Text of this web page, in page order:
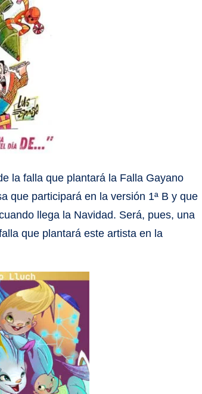
la falla que plantará la Falla Gayano
que participará en la versión 1ª B y que
llega la Navidad. Será, pues, una
que plantará este artista en la